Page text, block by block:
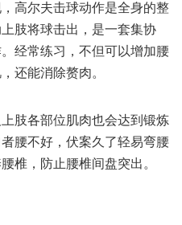
高尔夫击球动作是全身的整
肢将球击出，是一套集协
经常练习，不但可以增加腰
还能消除赘肉。
肢各部位肌肉也会达到锻炼
腰不好，伏案久了轻易弯腰
椎，防止腰椎间盘突出。